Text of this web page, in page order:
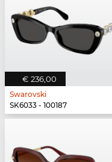
€ 236,00
Swarovski
SK6033 - 100187